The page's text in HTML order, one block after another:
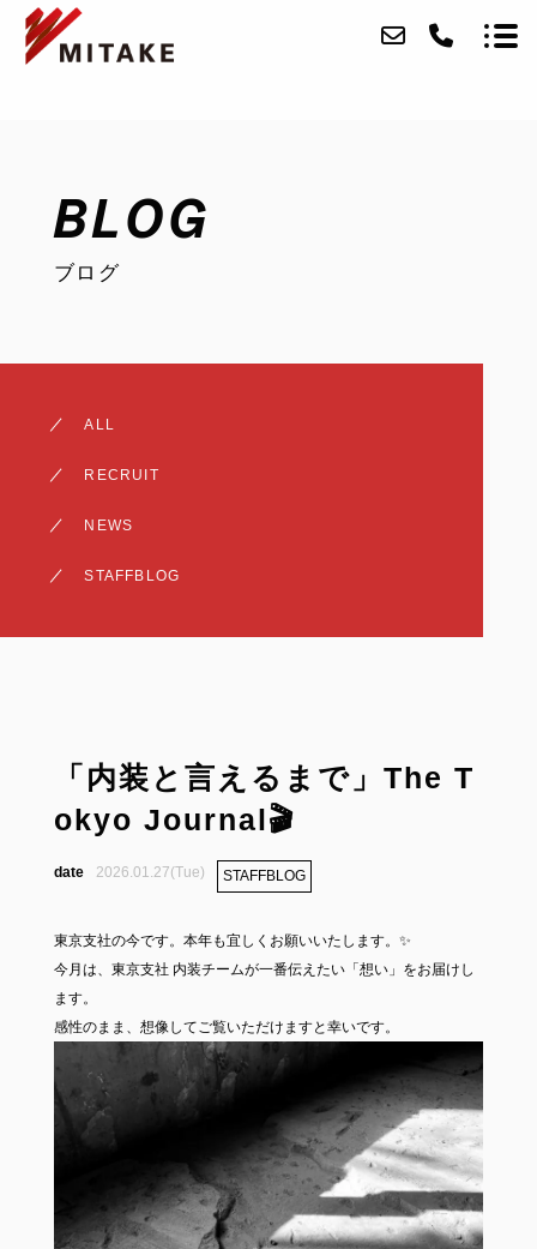
BLOG
ブログ
ALL
RECRUIT
NEWS
STAFFBLOG
「内装と言えるまで」The T
okyo Journal🎬
2026.01.27(Tue) STAFFBLOG
東京支社の今です。本年も宜しくお願いいたします。✨
今月は、東京支社 内装チームが一番伝えたい「想い」をお届けし
ます。
感性のまま、想像してご覧いただけますと幸いです。